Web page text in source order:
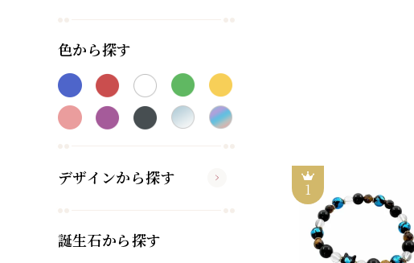
色から探す
デザインから探す
誕生石から探す